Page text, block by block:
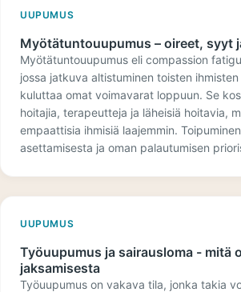
UUPUMUS
Myötätuntouupumus – oireet, syyt
Myötätuntouupumus eli compassion
jossa jatkuva altistuminen toisten
kuluttaa omat voimavarat loppuun. Se
hoitajia, terapeutteja ja läheisiä hoitavia,
empaattisia ihmisiä laajemmin.
asettamisesta ja oman palautumisen
UUPUMUS
Työuupumus ja sairausloma - mitä
jaksamisesta
Työuupumus on vakava tila, jonka takia